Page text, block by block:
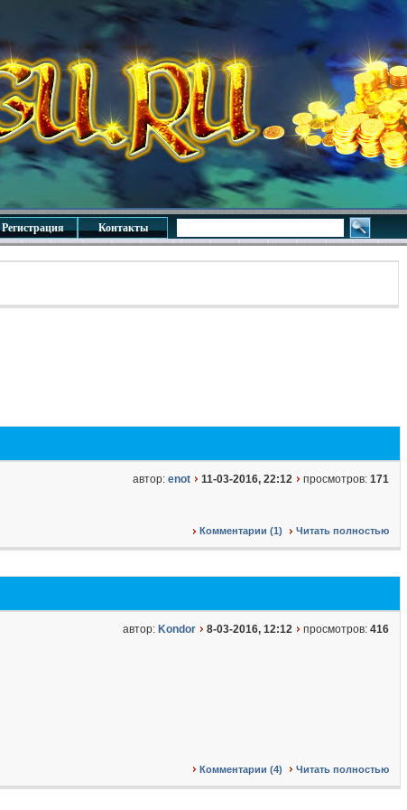
Регистрация Контакты
автор: enot 11-03-2016, 22:12 просмотров: 171
Комментарии (1) Читать полностью
автор: Kondor 8-03-2016, 12:12 просмотров: 416
Комментарии (4) Читать полностью